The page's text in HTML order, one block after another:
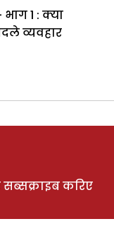
भाग 1 : क्या
व्यवहार
करिए